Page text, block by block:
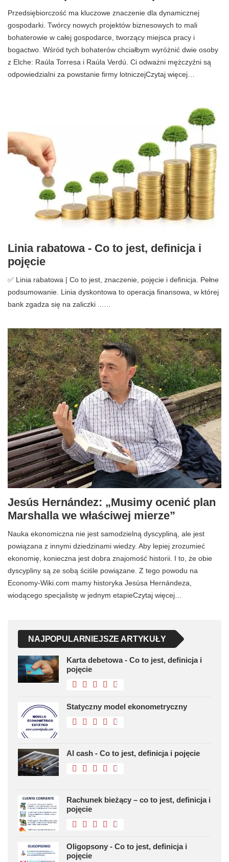
Przedsiębiorczość ma kluczowe znaczenie dla dynamicznej
gospodarki. Twórcy nowych projektów biznesowych to mali
bohaterowie w całej gospodarce, tworzący miejsca pracy i
bogactwo. Wśród tych bohaterów chciałbym wyróżnić dwie osoby
z Elche: Raúla Torresa i Raúla Verdú. Ci odważni mężczyźni są
odpowiedzialni za powstanie firmy lotniczejCzytaj więcej…
Linia rabatowa - Co to jest, definicja i
pojęcie
✅ Linia rabatowa | Co to jest, znaczenie, pojęcie i definicja. Pełne
podsumowanie. Linia dyskontowa to operacja finansowa, w której
bank zgadza się na zaliczki ...…
Jesús Hernández: „Musimy ocenić plan
Marshalla we właściwej mierze”
Nauka ekonomiczna nie jest samodzielną dyscypliną, ale jest
powiązana z innymi dziedzinami wiedzy. Aby lepiej zrozumieć
ekonomię, konieczna jest dobra znajomość historii. I to, że obie
dyscypliny są ze sobą ściśle powiązane. Z tego powodu na
Economy-Wiki.com mamy historyka Jesúsa Hernándeza,
wiodącego specjalistę w jednym etapieCzytaj więcej…
NAJPOPULARNIEJSZE ARTYKUŁY
Karta debetowa - Co to jest, definicja i
pojęcie
Statyczny model ekonometryczny
Al cash - Co to jest, definicja i pojęcie
Rachunek bieżący – co to jest, definicja i
pojęcie
Oligopsony - Co to jest, definicja i
pojęcie